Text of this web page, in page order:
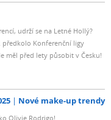
udrží se na Letné Hollý?
předkolo Konferenční ligy
měl před lety působit v Česku!
Nové make-up trendy
Olivie Rodrigo!